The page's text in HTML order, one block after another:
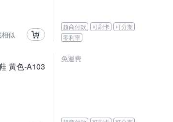
似
超商付款 可刷卡
可分期
零利率
黃色-A103
免運費